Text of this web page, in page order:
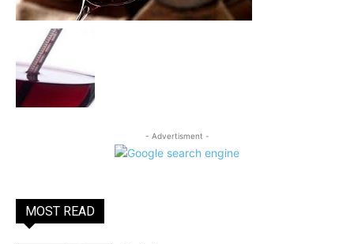
- Advertisment -
MOST READ